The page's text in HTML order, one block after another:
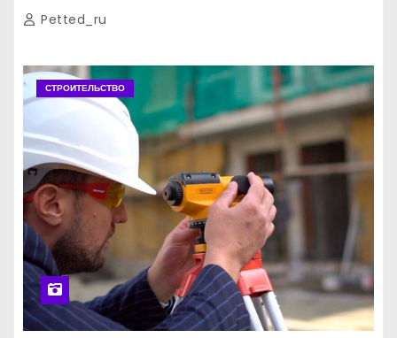
Petted_ru
СТРОИТЕЛЬСТВО